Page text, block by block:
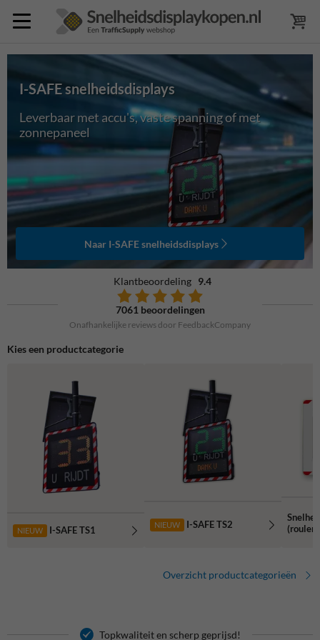
Leverbaar met accu's, vaste spanning of met
zonnepaneel
I-SAFE snelheidsdisplays
Naar I-SAFE snelheidsdisplays
Klantbeoordeling 9.4
7061 beoordelingen
Onafhankelijke reviews door FeedbackCompany
Kies een productcategorie
NIEUW I-SAFE TS1 NIEUW I-SAFE TS2
Overzicht productcategorieën
Topkwaliteit en scherp geprijsd!